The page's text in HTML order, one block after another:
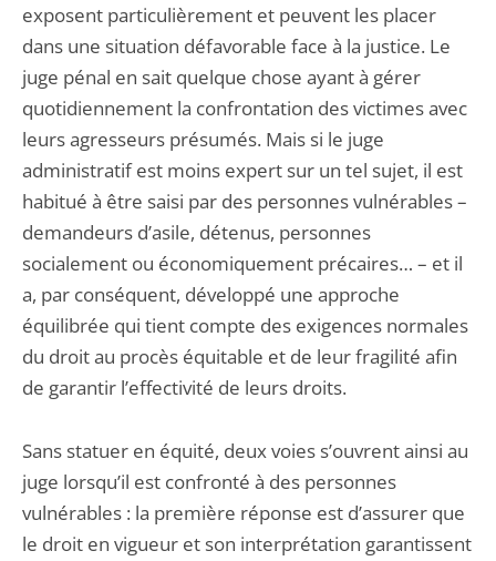
exposent particulièrement et peuvent les placer
dans une situation défavorable face à la justice. Le
juge pénal en sait quelque chose ayant à gérer
quotidiennement la confrontation des victimes avec
leurs agresseurs présumés. Mais si le juge
administratif est moins expert sur un tel sujet, il est
habitué à être saisi par des personnes vulnérables –
demandeurs d’asile, détenus, personnes
socialement ou économiquement précaires… – et il
a, par conséquent, développé une approche
équilibrée qui tient compte des exigences normales
du droit au procès équitable et de leur fragilité afin
de garantir l’effectivité de leurs droits.
Sans statuer en équité, deux voies s’ouvrent ainsi au
juge lorsqu’il est confronté à des personnes
vulnérables : la première réponse est d’assurer que
le droit en vigueur et son interprétation garantissent